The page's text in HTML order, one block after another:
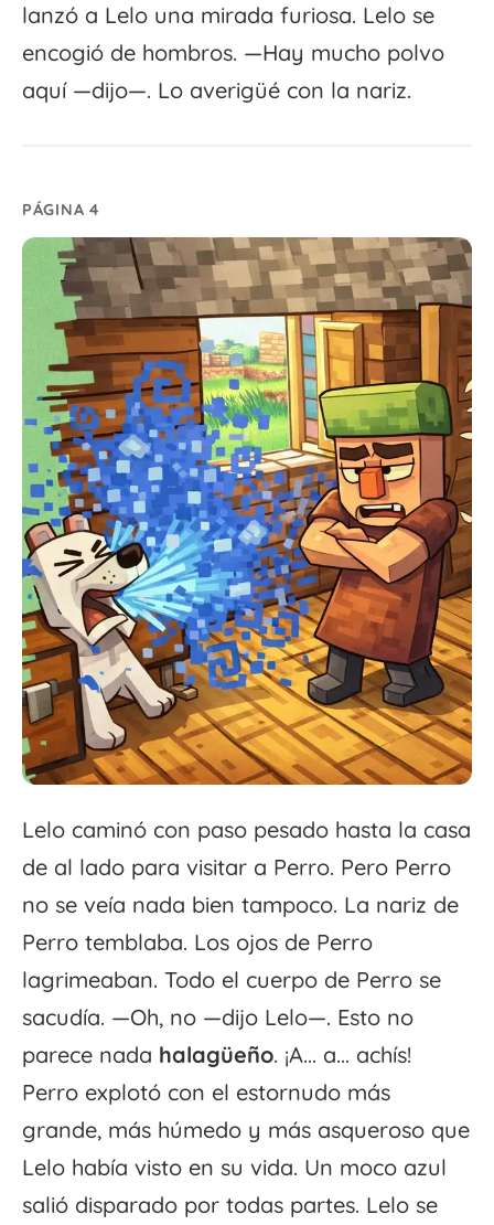
lanzó a Lelo una mirada furiosa. Lelo se
encogió de hombros. —Hay mucho polvo
aquí —dijo—. Lo averigüé con la nariz.
PÁGINA 4
Lelo caminó con paso pesado hasta la casa
de al lado para visitar a Perro. Pero Perro
no se veía nada bien tampoco. La nariz de
Perro temblaba. Los ojos de Perro
lagrimeaban. Todo el cuerpo de Perro se
sacudía. —Oh, no —dijo Lelo—. Esto no
parece nada halagüeño. ¡A... a... achís!
Perro explotó con el estornudo más
grande, más húmedo y más asqueroso que
Lelo había visto en su vida. Un moco azul
salió disparado por todas partes. Lelo se